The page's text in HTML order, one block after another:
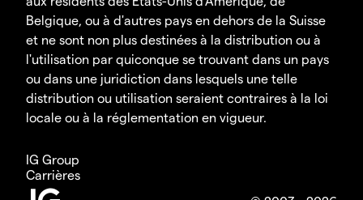
Belgique, ou à d'autres pays en dehors de la Suisse
et ne sont non plus destinées à la distribution ou à
l'utilisation par quiconque se trouvant dans un pays
ou dans une juridiction dans lesquels une telle
distribution ou utilisation seraient contraires à la loi
locale ou à la réglementation en vigueur.
IG Group
Carrières